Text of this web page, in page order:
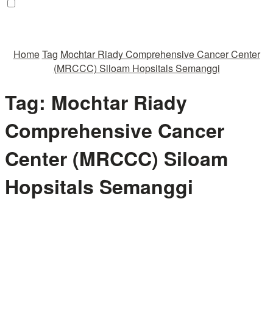
HomeTag Mochtar Riady Comprehensive Cancer Center
(MRCCC) Siloam Hopsitals Semanggi
Tag: Mochtar Riady
Comprehensive Cancer
Center (MRCCC) Siloam
Hopsitals Semanggi